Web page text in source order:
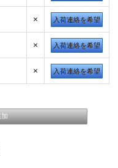
× 入荷連絡を希望
× 入荷連絡を希望
× 入荷連絡を希望